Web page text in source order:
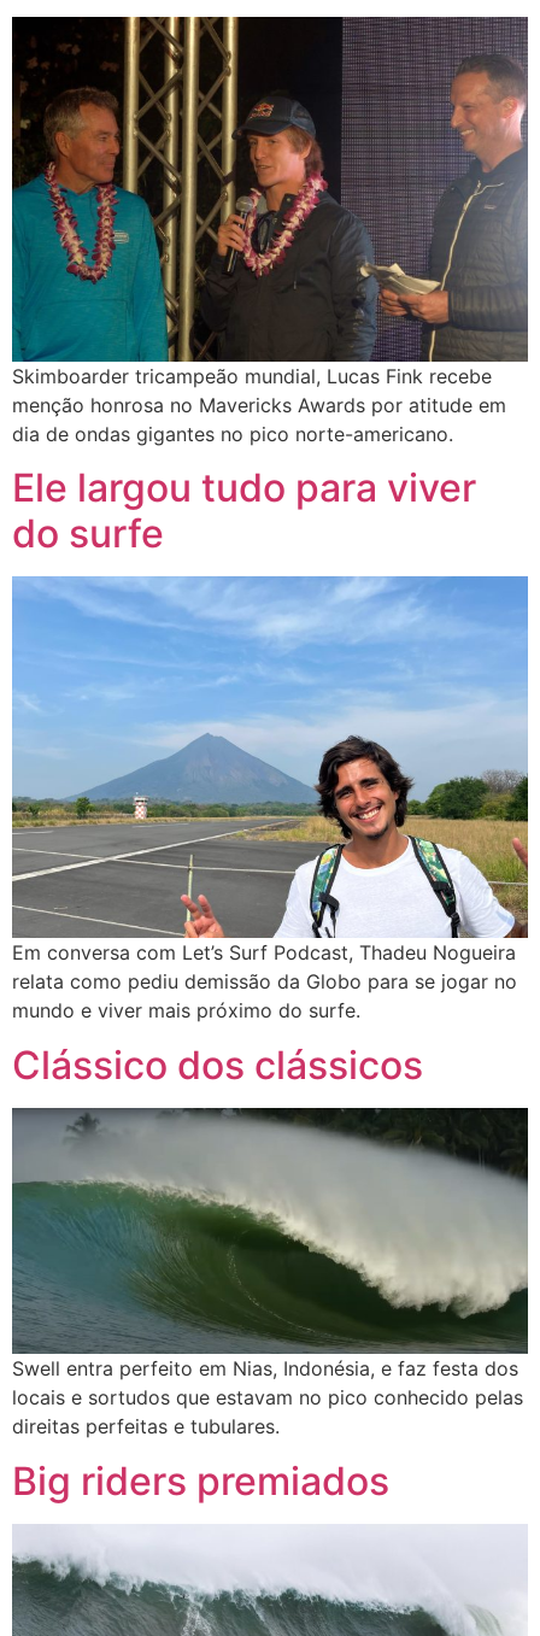
Skimboarder tricampeão mundial, Lucas Fink recebe
menção honrosa no Mavericks Awards por atitude em
dia de ondas gigantes no pico norte-americano.
Ele largou tudo para viver
do surfe
Em conversa com Let’s Surf Podcast, Thadeu Nogueira
relata como pediu demissão da Globo para se jogar no
mundo e viver mais próximo do surfe.
Clássico dos clássicos
Swell entra perfeito em Nias, Indonésia, e faz festa dos
locais e sortudos que estavam no pico conhecido pelas
direitas perfeitas e tubulares.
Big riders premiados